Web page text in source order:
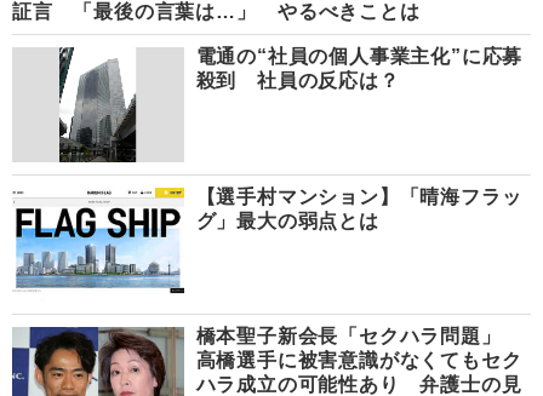
証言 「最後の言葉は…」
やるべきことは
電通の“社員の個人事業主化”に応募
殺到 社員の反応は？
【選手村マンション】「晴海フラッ
グ」最大の弱点とは
橋本聖子新会長「セクハラ問題」
高橋選手に被害意識がなくてもセク
ハラ成立の可能性あり 弁護士の見